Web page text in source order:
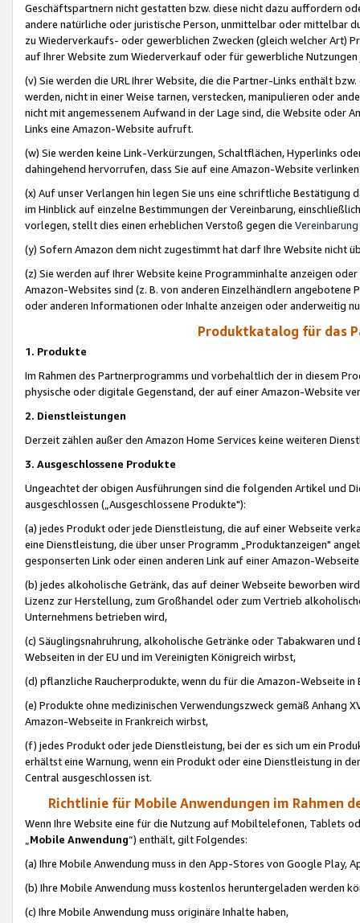
Geschäftspartnern nicht gestatten bzw. diese nicht dazu auffordern
andere natürliche oder juristische Person, unmittelbar oder mittelbar
zu Wiederverkaufs- oder gewerblichen Zwecken (gleich welcher Art)
auf Ihrer Website zum Wiederverkauf oder für gewerbliche
(v) Sie werden die URL Ihrer Website, die die Partner-Links enthält
werden, nicht in einer Weise tarnen, verstecken, manipulieren oder
nicht mit angemessenem Aufwand in der Lage sind, die Website oder
Links eine Amazon-Website aufruft.
(w) Sie werden keine Link-Verkürzungen, Schaltflächen, Hyperlinks
dahingehend hervorrufen, dass Sie auf eine Amazon-Website
(x) Auf unser Verlangen hin legen Sie uns eine schriftliche
im Hinblick auf einzelne Bestimmungen der Vereinbarung,
vorlegen, stellt dies einen erheblichen Verstoß gegen die Vereinbarung
(y) Sofern Amazon dem nicht zugestimmt hat darf Ihre Website nicht
(z) Sie werden auf Ihrer Website keine Programminhalte anzeigen
Amazon-Websites sind (z. B. von anderen Einzelhändlern
oder anderen Informationen oder Inhalte anzeigen oder anderweitig
Produktkatalog für das
1. Produkte
Im Rahmen des Partnerprogramms und vorbehaltlich der in diesem
physische oder digitale Gegenstand, der auf einer Amazon-Website
2. Dienstleistungen
Derzeit zählen außer den Amazon Home Services keine weiteren
3. Ausgeschlossene Produkte
Ungeachtet der obigen Ausführungen sind die folgenden Artikel und
ausgeschlossen („Ausgeschlossene Produkte"):
(a) jedes Produkt oder jede Dienstleistung, die auf einer Webseite
eine Dienstleistung, die über unser Programm „Produktanzeigen"
gesponserten Link oder einen anderen Link auf einer Amazon-
(b) jedes alkoholische Getränk, das auf deiner Webseite beworben
Lizenz zur Herstellung, zum Großhandel oder zum Vertrieb
Unternehmens betrieben wird,
(c) Säuglingsnahruhrung, alkoholische Getränke oder Tabakwaren
Webseiten in der EU und im Vereinigten Königreich wirbst,
(d) pflanzliche Raucherprodukte, wenn du für die Amazon-Webseite in
(e) Produkte ohne medizinischen Verwendungszweck gemäß Anhang
Amazon-Webseite in Frankreich wirbst,
(f) jedes Produkt oder jede Dienstleistung, bei der es sich um ein
erhältst eine Warnung, wenn ein Produkt oder eine Dienstleistung in
Central ausgeschlossen ist.
Richtlinie für Mobile Anwendungen im Rahmen
Wenn Ihre Website eine für die Nutzung auf Mobiltelefonen, Tablets
„Mobile Anwendung“) enthält, gilt Folgendes:
(a) Ihre Mobile Anwendung muss in den App-Stores von Google Play,
(b) Ihre Mobile Anwendung muss kostenlos heruntergeladen werden
(c) Ihre Mobile Anwendung muss originäre Inhalte haben,